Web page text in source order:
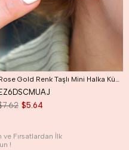
Rose Gold Renk Taşlı Mini Halka Küpe Günlük Kullanıma Uygun Dayanıklı Küpe
EZ6DSCMUAJ
$5.64
ve Fırsatlardan İlk
!